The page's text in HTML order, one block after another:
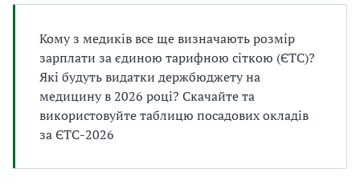
Кому з медиків все ще визначають розмір
зарплати за єдиною тарифною сіткою (ЄТС)?
Які будуть видатки держбюджету на
медицину в 2026 році? Скачайте та
використовуйте таблицю посадових окладів
за ЄТС-2026